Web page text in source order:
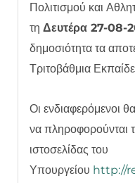
Πολιτισμού και
τη Δευτέρα 27-08-
δημοσιότητα τα
Τριτοβάθμια
Οι ενδιαφερόμενοι
να πληροφορούνται
ιστοσελίδας του
Υπουργείου http://